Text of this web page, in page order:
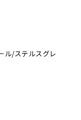
/ステルスグレ